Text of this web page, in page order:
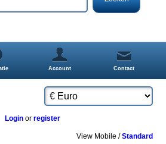
Account Contact
Loginor register
View Mobile /Standard